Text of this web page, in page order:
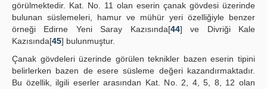
görülmektedir. Kat. No. 11 olan eserin çanak gövdesi üzerinde
bulunan süslemeleri, hamur ve mühür yeri özelliğiyle benzer
örneği Edirne Yeni Saray Kazısında[44] ve Divriği Kale
Kazısında[45] bulunmuştur.
Çanak gövdeleri üzerinde görülen teknikler bazen eserin tipini
belirlerken bazen de esere süsleme değeri kazandırmaktadır.
Bu özellik, ilgili eserler arasından Kat. No. 2, 4, 5, 8, 12 olan